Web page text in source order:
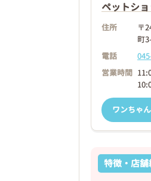
ペットシ
住所
〒
町
電話
営業時間
ワンちゃ
特徴・店舗